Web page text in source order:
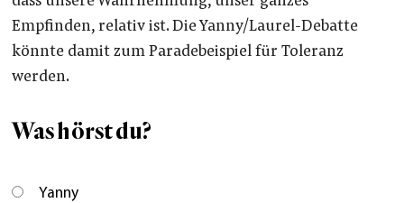
Empfinden, relativ ist. Die Yanny/Laurel-Debatte
könnte damit zum Paradebeispiel für Toleranz
werden.
Was hörst du?
Yanny